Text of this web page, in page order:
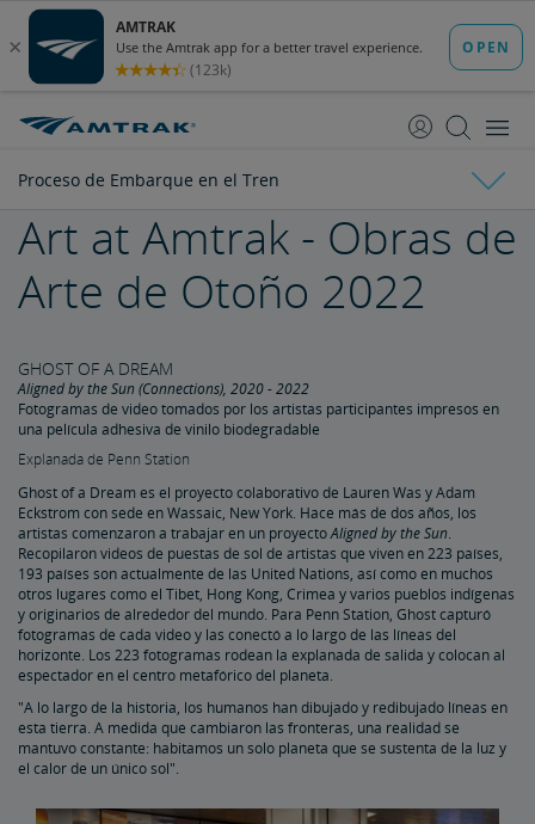
Contenido
Navegación
Proceso de Embarque en el Tren
Proceso de Embarque en el Tren
Salas de Espera
Compre un Pase para la Sala de una Sola Visita
Art at Amtrak - Obras de
Arte de Otoño 2022
GHOST OF A DREAM
Aligned by the Sun (Connections), 2020 - 2022
Fotogramas de video tomados por los artistas participantes impresos en
una película adhesiva de vinilo biodegradable
Explanada de Penn Station
Ghost of a Dream es el proyecto colaborativo de Lauren Was y Adam
Eckstrom con sede en Wassaic, New York. Hace más de dos años, los
artistas comenzaron a trabajar en un proyectoAligned by the Sun.
Recopilaron videos de puestas de sol de artistas que viven en 223 países,
193 países son actualmente de las United Nations, así como en muchos
otros lugares como el Tibet, Hong Kong, Crimea y varios pueblos indígenas
y originarios de alrededor del mundo. Para Penn Station, Ghost capturó
fotogramas de cada video y las conectó a lo largo de las líneas del
horizonte. Los 223 fotogramas rodean la explanada de salida y colocan al
espectador en el centro metafórico del planeta.
"A lo largo de la historia, los humanos han dibujado y redibujado líneas en
esta tierra. A medida que cambiaron las fronteras, una realidad se
mantuvo constante: habitamos un solo planeta que se sustenta de la luz y
el calor de un único sol".